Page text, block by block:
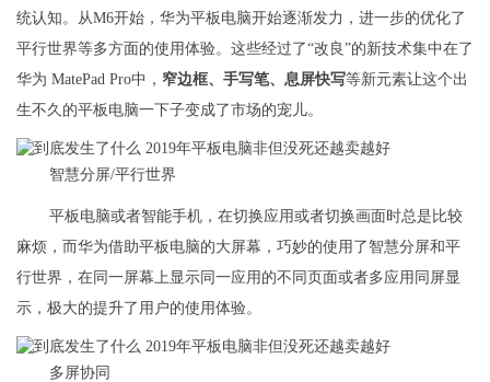
统认知。从M6开始，华为平板电脑开始逐渐发力，进一步的优化了
平行世界等多方面的使用体验。这些经过了“改良”的新技术集中在了
华为 MatePad Pro中， 窄边框、手写笔、息屏快写等新元素让这个出
生不久的平板电脑一下子变成了市场的宠儿。
智慧分屏/平行世界
平板电脑或者智能手机，在切换应用或者切换画面时总是比较
麻烦，而华为借助平板电脑的大屏幕，巧妙的使用了智慧分屏和平
行世界，在同一屏幕上显示同一应用的不同页面或者多应用同屏显
示，极大的提升了用户的使用体验。
多屏协同